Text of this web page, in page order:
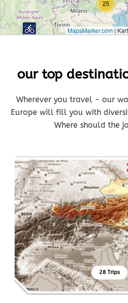
25
MapsMarker.com|
our top
Wherever you travel - our
Europe will fill you with
Where should the
28 Trips